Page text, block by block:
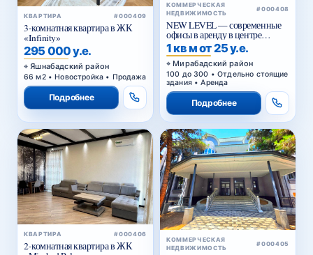
КВАРТИРА #000409
3-комнатная квартира в ЖК
«Infinity»
295 000 у.е.
Яшнабадский район
66 м2 • Новостройка • Продажа
Подробнее
КОММЕРЧЕСКАЯ
НЕДВИЖИМОСТЬ
#000408
NEW LEVEL — современные
офисы в аренду в центре
Ташкента от 25 уе за м²
1 кв м от 25 у.е.
Мирабадский район
100 до 300 • Отдельно стоящие
здания • Аренда
Подробнее
КВАРТИРА #000406
2-комнатная квартира в ЖК
КОММЕРЧЕСКАЯ
НЕДВИЖИМОСТЬ
#000405